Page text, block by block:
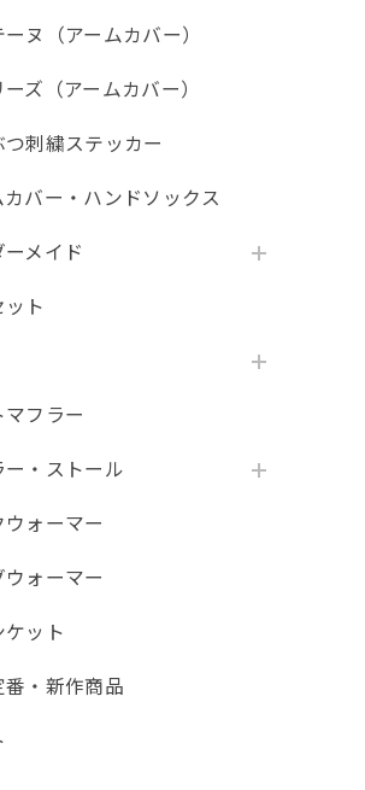
ヌ（アームカバー）
ズ（アームカバー）
つ刺繍ステッカー
カバー・ハンドソックス
ーメイド
ット
マフラー
ー・ストール
ウォーマー
ウォーマー
ケット
番・新作商品